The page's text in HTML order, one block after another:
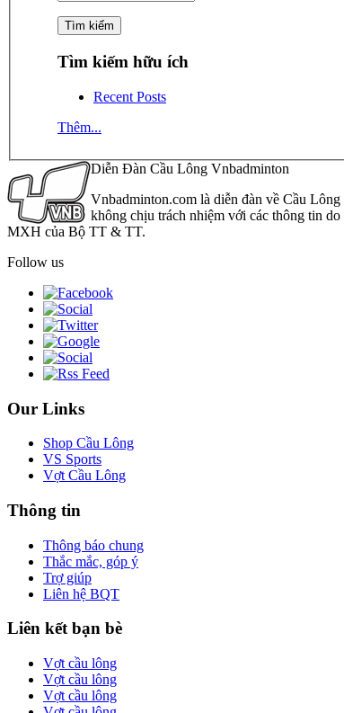
Tìm kiếm hữu ích
Recent Posts
Thêm...
Diễn Đàn Cầu Lông Vnbadminton
Vnbadminton.com là diễn đàn về Cầu
không chịu trách nhiệm với các thông tin
MXH của Bộ TT & TT.
Follow us
Our Links
Shop Cầu Lông
VS Sports
Vợt Cầu Lông
Thông tin
Thông báo chung
Thắc mắc, góp ý
Trợ giúp
Liên hệ BQT
Liên kết bạn bè
Vợt cầu lông
Vợt cầu lông
Vợt cầu lông